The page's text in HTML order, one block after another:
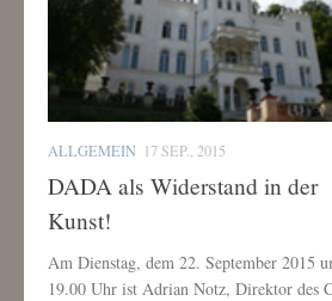
ALLGEMEIN 17 SEP., 2015
DADA als Widerstand in der
Kunst!
Am Dienstag, dem 22. September 2015
19.00 Uhr ist Adrian Notz, Direktor des